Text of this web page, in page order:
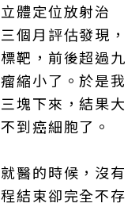
體定位放射治
個月評估發現，
靶，前後超過九
縮小了。於是我
塊下來，結果大
到癌細胞了。
醫的時候，沒有
結束卻完全不存